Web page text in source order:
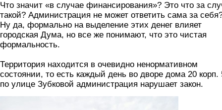
Что значит «в случае финансирования»? Это что за
такой? Администрация не может ответить сама за
Ну да, формально на выделение этих денег влияет
городская Дума, но все же понимают, что это чистая
формальность.
Территория находится в очевидно ненормативном
состоянии, то есть каждый день во дворе дома 20 корп.
по улице Зубковой администрация нарушает закон.